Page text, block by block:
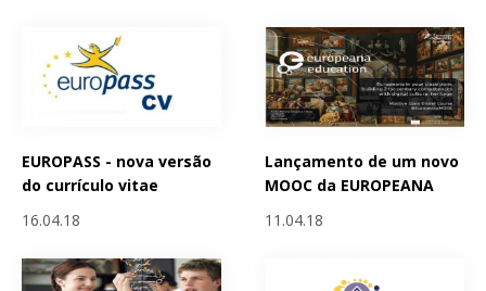
EUROPASS - nova versão
do currículo vitae
16.04.18
Lançamento de um novo
MOOC da EUROPEANA
11.04.18